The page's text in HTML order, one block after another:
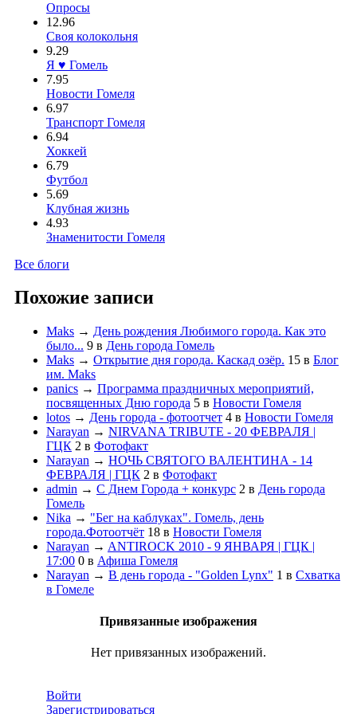
Опросы
12.96
Своя колокольня
9.29
Я ♥ Гомель
7.95
Новости Гомеля
6.97
Транспорт Гомеля
6.94
Хоккей
6.79
Футбол
5.69
Клубная жизнь
4.93
Знаменитости Гомеля
Все блоги
Похожие записи
Maks → День рождения Любимого города. Как это
было... 9 в День города Гомель
Maks → Открытие дня города. Каскад озёр. 15 в Блог
им. Maks
panics → Программа праздничных мероприятий,
посвященных Дню города 5 в Новости Гомеля
lotos → День города - фотоотчет 4 в Новости Гомеля
Narayan → NIRVANA TRIBUTE - 20 ФЕВРАЛЯ |
ГЦК 2 в Фотофакт
Narayan → НОЧЬ СВЯТОГО ВАЛЕНТИНА - 14
ФЕВРАЛЯ | ГЦК 2 в Фотофакт
admin → С Днем Города + конкурс 2 в День города
Гомель
Nika → "Бег на каблуках". Гомель, день
города.Фотоотчёт 18 в Новости Гомеля
Narayan → ANTIROCK 2010 - 9 ЯНВАРЯ | ГЦК |
17:00 0 в Афиша Гомеля
Narayan → В день города - "Golden Lynx" 1 в Схватка
в Гомеле
Привязанные изображения
Нет привязанных изображений.
Войти
Зарегистрироваться